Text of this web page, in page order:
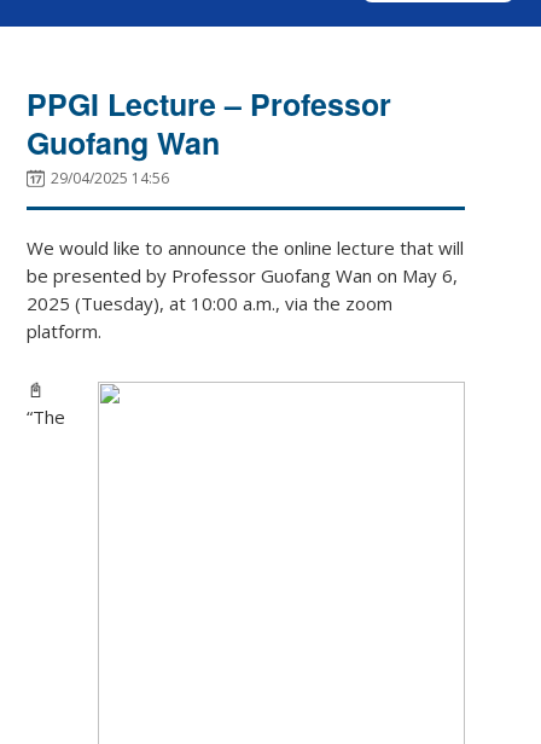
PPGI Lecture – Professor
Guofang Wan
29/04/2025 14:56
We would like to announce the online lecture that will
be presented by Professor Guofang Wan on May 6,
2025 (Tuesday), at 10:00 a.m., via the zoom
platform.
📓
“The